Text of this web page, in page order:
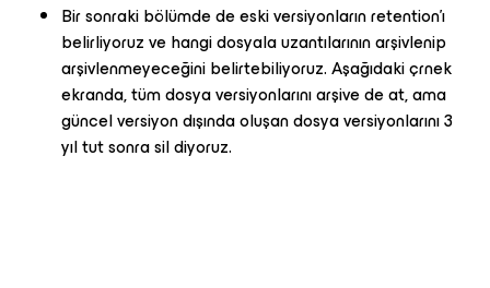
Bir sonraki bölümde de eski versiyonların retention'ı
belirliyoruz ve hangi dosyala uzantılarının arşivlenip
arşivlenmeyeceğini belirtebiliyoruz. Aşağıdaki çrnek
ekranda, tüm dosya versiyonlarını arşive de at, ama
güncel versiyon dışında oluşan dosya versiyonlarını 3
yıl tut sonra sil diyoruz.